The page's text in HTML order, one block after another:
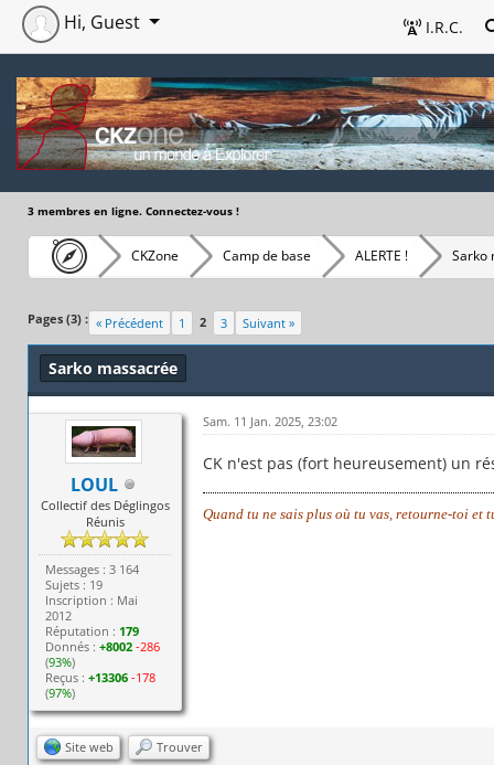
I.R.C.
Hi, Guest
3 membres en ligne. Connectez-vous !
CKZone Camp de base ALERTE ! Sarko
Pages (3) : « Précédent 1 2 3 Suivant »
Sarko massacrée
LOUL
Collectif des Déglingos
Réunis
Messages : 3 164
Sujets : 19
Inscription : Mai
2012
Réputation : 179
Donnés :+8002 -286
(93%)
Reçus :+13306 -178
(97%)
Sam. 11 Jan. 2025, 23:02
CK n'est pas (fort heureusement) un
Quand tu ne sais plus où tu vas, retourne-toi
Site web Trouver